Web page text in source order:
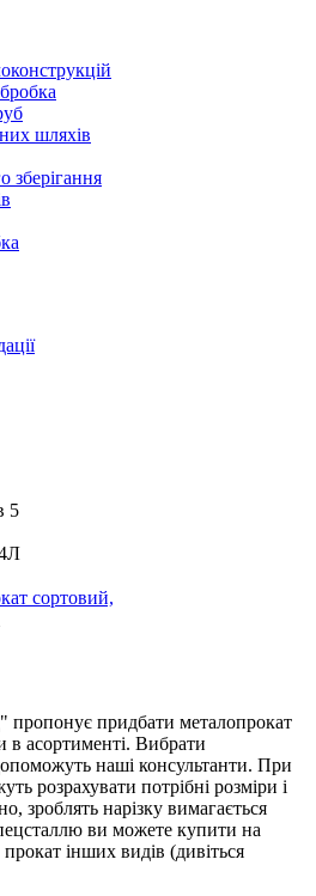
шляхів
зберігання
5
сортовий,
придбати металопрокат
в асортименті. Вибрати
наші консультанти. При
розрахувати потрібні розміри і
зроблять нарізку вимагається
ви можете купити на
інших видів (дивіться